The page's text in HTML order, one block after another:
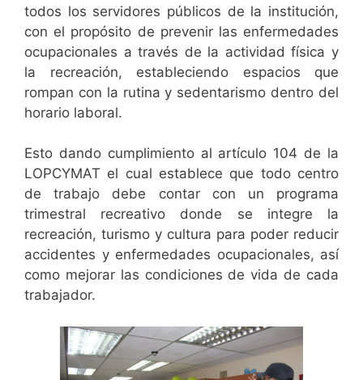
todos los servidores públicos de la institución,
con el propósito de prevenir las enfermedades
ocupacionales a través de la actividad física y
la recreación, estableciendo espacios que
rompan con la rutina y sedentarismo dentro del
horario laboral.
Esto dando cumplimiento al artículo 104 de la
LOPCYMAT el cual establece que todo centro
de trabajo debe contar con un programa
trimestral recreativo donde se integre la
recreación, turismo y cultura para poder reducir
accidentes y enfermedades ocupacionales, así
como mejorar las condiciones de vida de cada
trabajador.